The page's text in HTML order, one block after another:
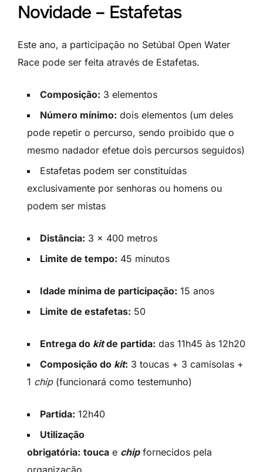
Novidade – Estafetas
Este ano, a participação no Setúbal Open Water
Race pode ser feita através de Estafetas.
Composição: 3 elementos
Número mínimo: dois elementos (um deles
pode repetir o percurso, sendo proibido que o
mesmo nadador efetue dois percursos seguidos)
Estafetas podem ser constituídas
exclusivamente por senhoras ou homens ou
podem ser mistas
Distância: 3 x 400 metros
Limite de tempo: 45 minutos
Idade mínima de participação: 15 anos
Limite de estafetas: 50
Entrega do kitde partida: das 11h45 às 12h20
Composição do kit: 3 toucas + 3 camisolas +
1 chip(funcionará como testemunho)
Partida: 12h40
Utilização
obrigatória: touca e chipfornecidos pela
organização